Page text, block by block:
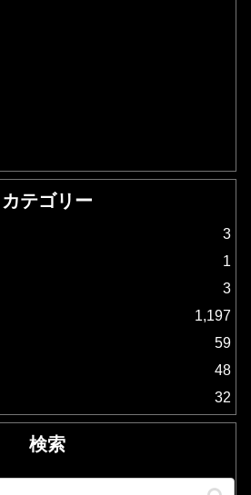
カテゴリー
3
1
3
1,197
59
48
32
検索